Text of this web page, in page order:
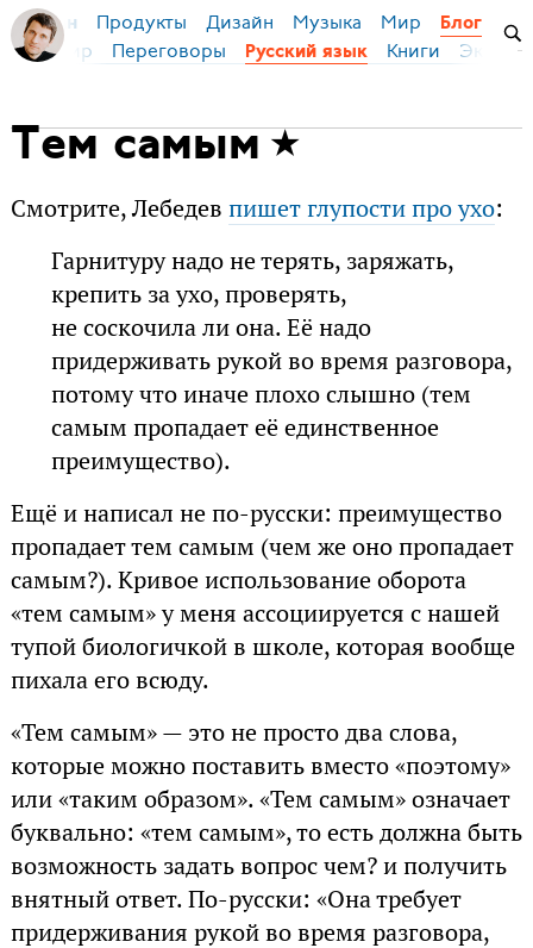
Бирман Продукты Дизайн Музыка Мир Блог
Мир Переговоры Русский язык Книги
Тем самым
Смотрите, Лебедев пишет глупости про ухо:
Гарнитуру надо не терять, заряжать,
крепить за ухо, проверять,
не соскочила ли она. Её надо
придерживать рукой во время разговора,
потому что иначе плохо слышно (тем
самым пропадает её единственное
преимущество).
Ещё и написал не по-русски: преимущество
пропадает тем самым (чем же оно пропадает
самым?). Кривое использование оборота
«тем самым» у меня ассоциируется с нашей
тупой биологичкой в школе, которая вообще
пихала его всюду.
«Тем самым» — это не просто два слова,
которые можно поставить вместо «поэтому»
или «таким образом». «Тем самым» означает
буквально: «тем самым», то есть должна быть
возможность задать вопрос чем? и получить
внятный ответ. По-русски: «Она требует
придерживания рукой во время разговора,